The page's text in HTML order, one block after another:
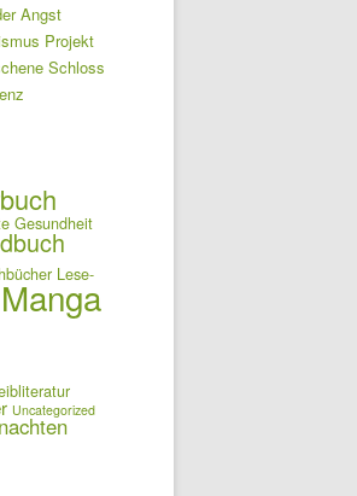
Angst
Projekt
Schloss
Gesundheit
Lese-
Manga
Uncategorized